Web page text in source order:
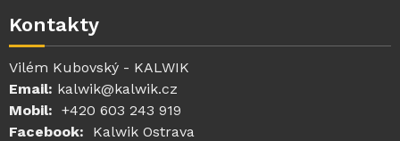
Kontakty
Vilém Kubovský - KALWIK
Email: kalwik@kalwik.cz
Mobil: +420 603 243 919
Facebook:
Kalwik Ostrava